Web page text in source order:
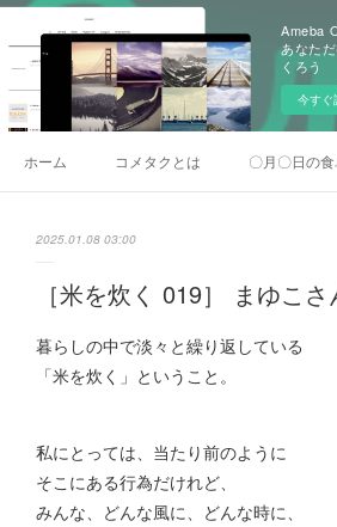
Ameba
あなた
くろう
今すぐ
ホーム コメタクとは 〇月〇日の
2025.01.08 03:00
［米を炊く 019］ まゆこ
暮らしの中で淡々と繰り返している
「米を炊く」ということ。
私にとっては、当たり前のように
そこにある行為だけれど、
みんな、どんな風に、どんな時に、